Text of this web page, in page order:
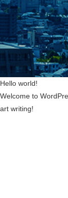
Hello world!
Welcome to
art writing!